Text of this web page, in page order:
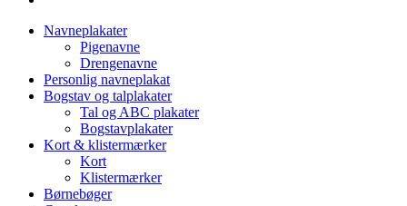
Close
Navneplakater
Pigenavne
Drengenavne
Personlig navneplakat
Bogstav og talplakater
Tal og ABC plakater
Bogstavplakater
Kort & klistermærker
Kort
Klistermærker
Børnebøger